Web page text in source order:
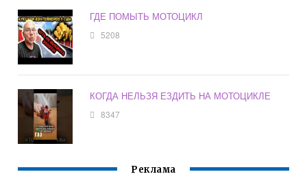
ГДЕ ПОМЫТЬ МОТОЦИКЛ
5208
КОГДА НЕЛЬЗЯ ЕЗДИТЬ НА МОТОЦИКЛЕ
8347
Реклама